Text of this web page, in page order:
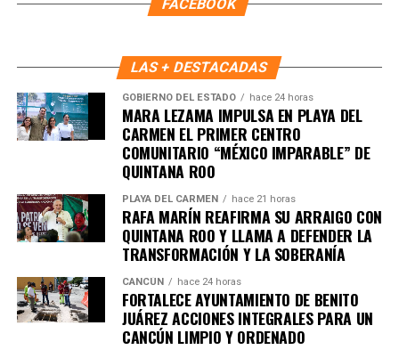
Recibe las noticias al instante
Únete al canal oficial de WhatsApp de
Quinto Podery recibe las noticias más
importantes de Quintana Roo directamente
en tu teléfono.
Unirme al canal de WhatsApp
FACEBOOK
LAS + DESTACADAS
GOBIERNO DEL ESTADO hace 24 horas
MARA LEZAMA IMPULSA EN PLAYA DEL
CARMEN EL PRIMER CENTRO
COMUNITARIO “MÉXICO IMPARABLE” DE
QUINTANA ROO
PLAYA DEL CARMEN hace 21 horas
RAFA MARÍN REAFIRMA SU ARRAIGO CON
QUINTANA ROO Y LLAMA A DEFENDER LA
TRANSFORMACIÓN Y LA SOBERANÍA
CANCÚN hace 24 horas
FORTALECE AYUNTAMIENTO DE BENITO
JUÁREZ ACCIONES INTEGRALES PARA UN
CANCÚN LIMPIO Y ORDENADO